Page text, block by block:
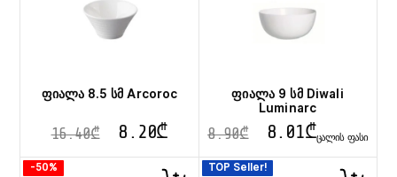
ფიალა 8.5 სმ Arcoroc
16.40₾ 8.20₾
ფიალა 9 სმ Diwali
Luminarc
8.90₾ 8.01₾ᲪᲐᲚᲘᲡ ᲤᲐᲡᲘ
-50%
TOP Seller!